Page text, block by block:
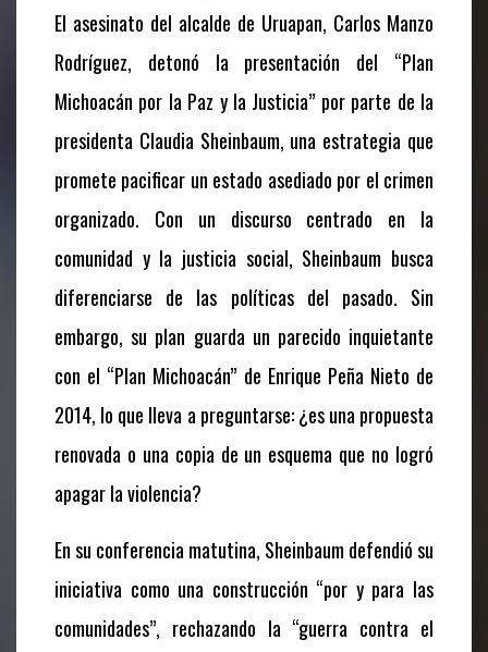
El asesinato del alcalde de Uruapan, Carlos Manzo
Rodríguez, detonó la presentación del “Plan
Michoacán por la Paz y la Justicia” por parte de la
presidenta Claudia Sheinbaum, una estrategia que
promete pacificar un estado asediado por el crimen
organizado. Con un discurso centrado en la
comunidad y la justicia social, Sheinbaum busca
diferenciarse de las políticas del pasado. Sin
embargo, su plan guarda un parecido inquietante
con el “Plan Michoacán” de Enrique Peña Nieto de
2014, lo que lleva a preguntarse: ¿es una propuesta
renovada o una copia de un esquema que no logró
apagar la violencia?
En su conferencia matutina, Sheinbaum defendió su
iniciativa como una construcción “por y para las
comunidades”, rechazando la “guerra contra el